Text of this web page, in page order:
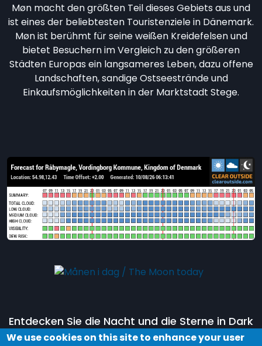
Møn macht den größten Teil dieses Gebiets aus und
ist eines der beliebtesten Touristenziele in Dänemark.
Møn ist berühmt für seine weißen Kreidefelsen und
bietet Besuchern im Vergleich zu den größeren
Städten Europas ein langsameres Leben, dazu offene
Landschaften, sandige Ostseestrände und
Einkaufsmöglichkeiten in der Marktstadt Stege.
Entdecken Sie die Nacht und die Sterne in Dark
Sky Møn, indem Sie an einer Tour imDark Sky
We use cookies on this site to enhance your user